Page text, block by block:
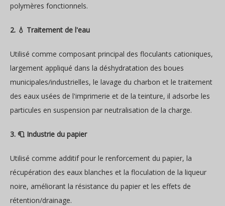
polymères fonctionnels.
2. 💧 Traitement de l'eau
Utilisé comme composant principal des floculants cationiques,
largement appliqué dans la déshydratation des boues
municipales/industrielles, le lavage du charbon et le traitement
des eaux usées de l'imprimerie et de la teinture, il adsorbe les
particules en suspension par neutralisation de la charge.
3. 🧻 Industrie du papier
Utilisé comme additif pour le renforcement du papier, la
récupération des eaux blanches et la floculation de la liqueur
noire, améliorant la résistance du papier et les effets de
rétention/drainage.